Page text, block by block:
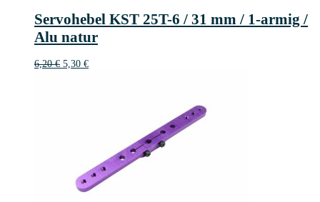
€
Servohebel KST 25T-6 / 31 mm / 1-armig /
Alu natur
6,20€ Ursprünglicher
5,30 €Aktueller